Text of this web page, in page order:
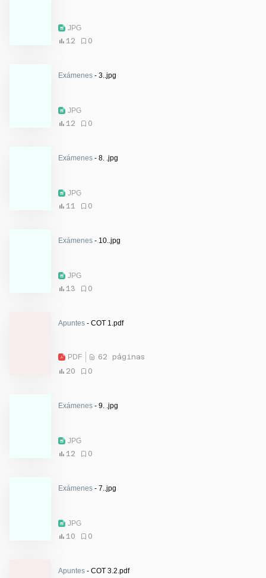
JPG
12
0
Exámenes - 3..jpg
JPG
12
0
Exámenes - 8. .jpg
JPG
11
0
Exámenes - 10..jpg
JPG
13
0
Apuntes - COT 1.pdf
PDF
62 páginas
20
0
Exámenes - 9. .jpg
JPG
12
0
Exámenes - 7..jpg
JPG
10
0
Apuntes - COT 3.2.pdf